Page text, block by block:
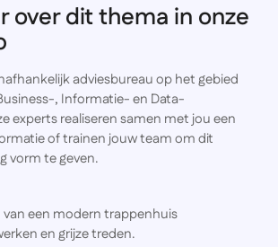
over dit thema in onze
adviesbureau op het gebied
, Informatie- en Data-
experts realiseren samen met jou een
of trainen jouw team om dit
vorm te geven.